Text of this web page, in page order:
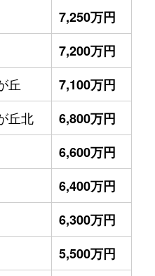
7,250万円
7,200万円
丘
7,100万円
丘北
6,800万円
6,600万円
6,400万円
6,300万円
5,500万円